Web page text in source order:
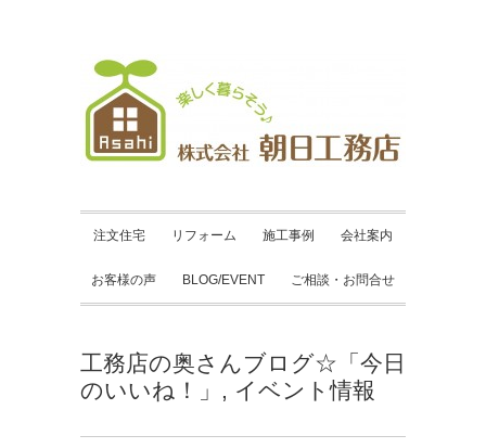
注文住宅 リフォーム 施工事例 会社案内
お客様の声 BLOG/EVENT ご相談・お問合せ
工務店の奥さんブログ☆「今日
のいいね！」 , イベント情報